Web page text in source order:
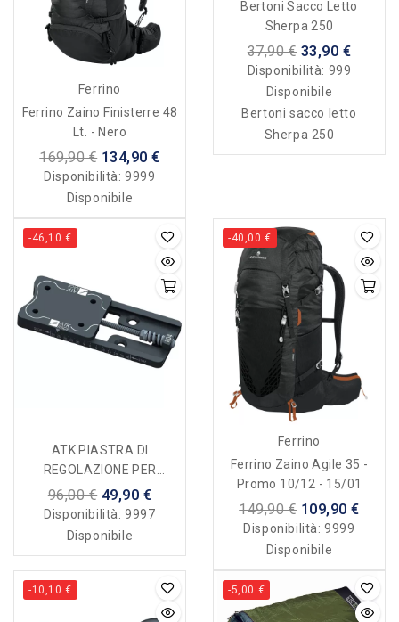
Ferrino
Ferrino Zaino Finisterre 48
Lt. - Nero
169,90 € 134,90 €
Disponibilità:9999
Disponibile
Bertoni Sacco Letto
Sherpa 250
37,90 € 33,90 €
Disponibilità: 999
Disponibile
Bertoni sacco letto
Sherpa 250
-46,10 €
ATK PIASTRA DI
REGOLAZIONE PER
TALLONIERA 60mm (R04) -
PAIO
96,00 € 49,90 €
Disponibilità:9997
Disponibile
-40,00 €
Ferrino
Ferrino Zaino Agile 35 -
Promo 10/12 - 15/01
149,90 € 109,90 €
Disponibilità:9999
Disponibile
-10,10 € -5,00 €